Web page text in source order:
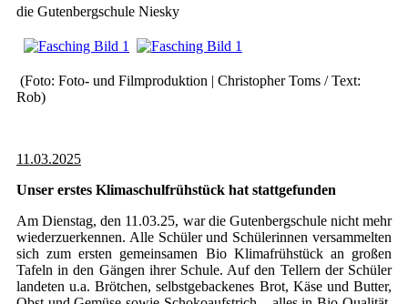
die Gutenbergschule Niesky
(Foto: Foto- und Filmproduktion | Christopher Toms / Text:
Rob)
11.03.2025
Unser erstes Klimaschulfrühstück hat stattgefunden
Am Dienstag, den 11.03.25, war die Gutenbergschule nicht mehr
wiederzuerkennen. Alle Schüler und Schülerinnen versammelten
sich zum ersten gemeinsamen Bio Klimafrühstück an großen
Tafeln in den Gängen ihrer Schule. Auf den Tellern der Schüler
landeten u.a. Brötchen, selbstgebackenes Brot, Käse und Butter,